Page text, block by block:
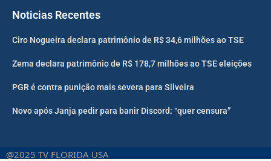
Noticias Recentes
Ciro Nogueira declara patrimônio de R$ 34,6 milhões ao TSE
Zema declara patrimônio de R$ 178,7 milhões ao TSE eleições
PGR é contra punição mais severa para Silveira
Novo após Janja pedir para banir Discord: “quer censura”
@2025 TV FLORIDA USA